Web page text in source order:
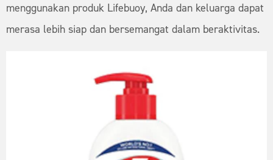
menggunakan produk Lifebuoy, Anda dan keluarga dapat
merasa lebih siap dan bersemangat dalam beraktivitas.